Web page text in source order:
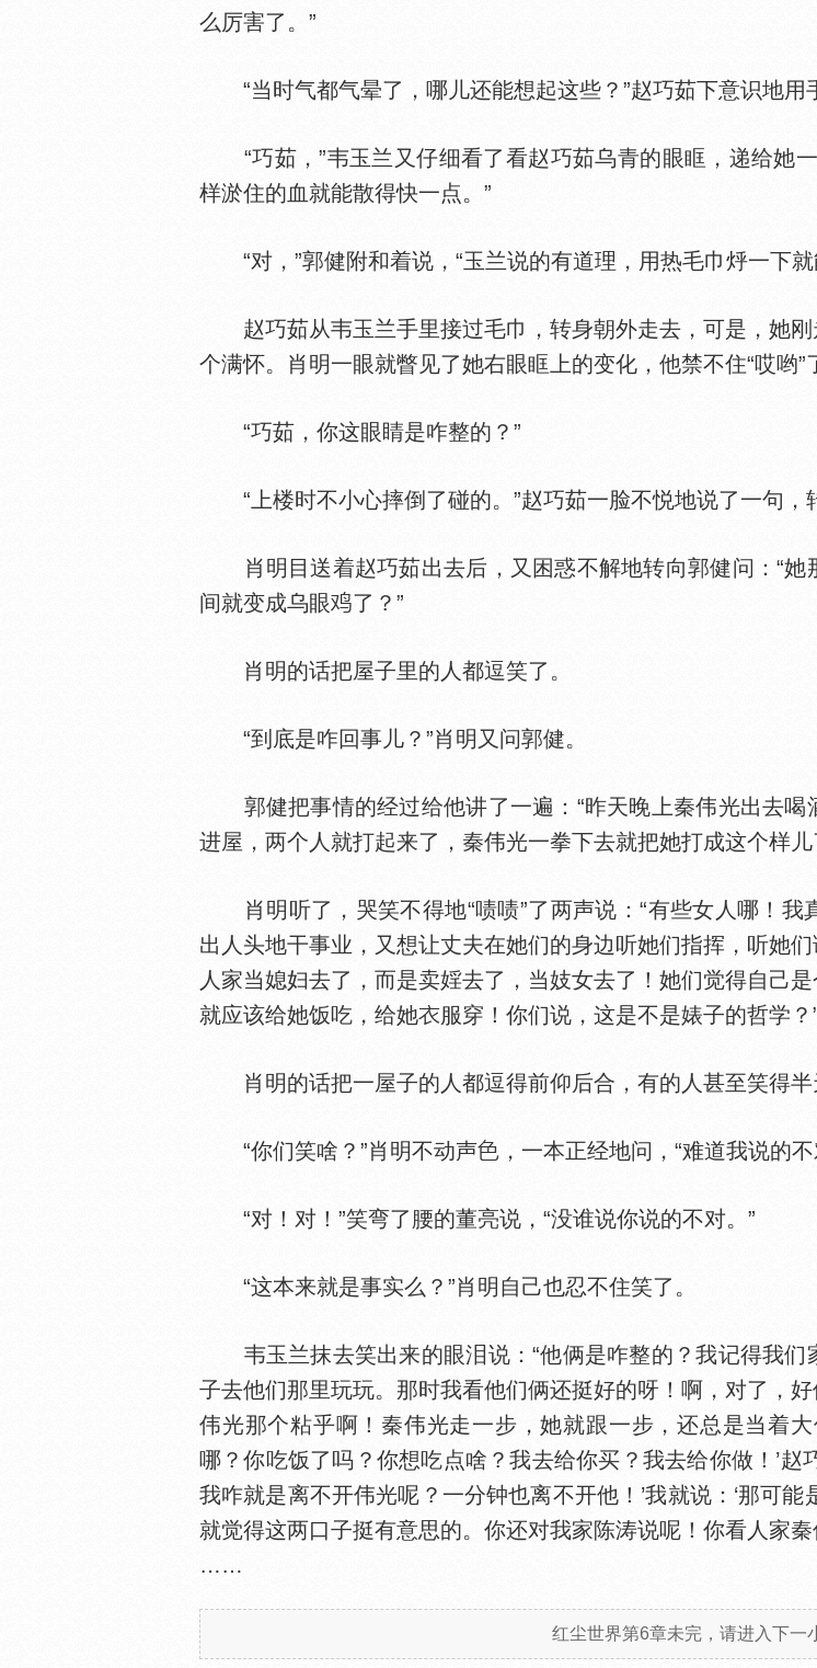
么厉害了。”
“当时气都气晕了，哪儿还能想起这些？”赵巧茹下意识地用
“巧茹，”韦玉兰又仔细看了看赵巧茹乌青的眼眶，递给她
样淤住的血就能散得快一点。”
“对，”郭健附和着说，“玉兰说的有道理，用热毛巾烀一下就
赵巧茹从韦玉兰手里接过毛巾，转身朝外走去，可是，她刚
个满怀。肖明一眼就瞥见了她右眼眶上的变化，他禁不住“哎哟”
“巧茹，你这眼睛是咋整的？”
“上楼时不小心摔倒了碰的。”赵巧茹一脸不悦地说了一句，
肖明目送着赵巧茹出去后，又困惑不解地转向郭健问：“她
间就变成乌眼
了？”
肖明的话把屋子里的人都逗笑了。
“到底是咋回事儿？”肖明又问郭健。
郭健把事情的经过给他讲了一遍：“昨天晚上秦伟光出去喝
进屋，两个人就打起来了，秦伟光一拳下去就把她打成这个样儿
肖明听了，哭笑不得地“啧啧”了两声说：“有些女人哪！我
出人头地干事业，又想让丈夫在她们的身边听她们指挥，听她
人家当媳妇去了，而是卖婬去了，当妓女去了！她们觉得自己
就应该给她饭吃，给她
服穿！你们说，这是不是婊子的哲学？
肖明的话把一屋子的人都逗得前仰后合，有的人甚至笑得半
“你们笑啥？”肖明不动声 ，一本正经地问，“难道我说的
“对！对！”笑弯了腰的董亮说，“没谁说你说的不对。”
“这本来就是事实么？”肖明自己也忍不住笑了。
韦玉兰抹去笑出来的眼泪说：“他俩是咋整的？我记得我们
子去他们那里玩玩。那时我看他们俩还挺好的呀！啊，对了，
伟光那个粘乎啊！秦伟光走一步，她就跟一步，还总是当着
哪？你吃饭了吗？你想吃点啥？我去给你买？我去给你做！’赵
我咋就是离不开伟光呢？一分钟也离不开他！’我就说：‘那可
就觉得这两口子挺有意思的。你还对我家陈涛说呢！你看人家
……
红尘世界第6章未完，请进入下一